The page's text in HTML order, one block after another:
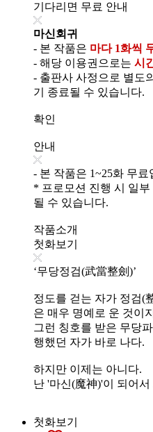
기다리면 무료 안내
마신회귀
- 본 작품은 마다 1화씩
- 해당 이용권으로는 시
- 출판사 사정으로 별도
기 종료될 수 있습니다.
확인
안내
- 본 작품은 1~25화 무료
* 프로모션 진행 시 일
될 수 있습니다.
작품소개
첫화보기
‘무당정검(武當整劍)’
정도를 걷는 자가 정검(
은 매우 명예로 운 것이
그런 칭호를 받은 무당
행했던 자가 바로 나다.
하지만 이제는 아니다.
난 '마신(魔神)'이 되어
첫화보기